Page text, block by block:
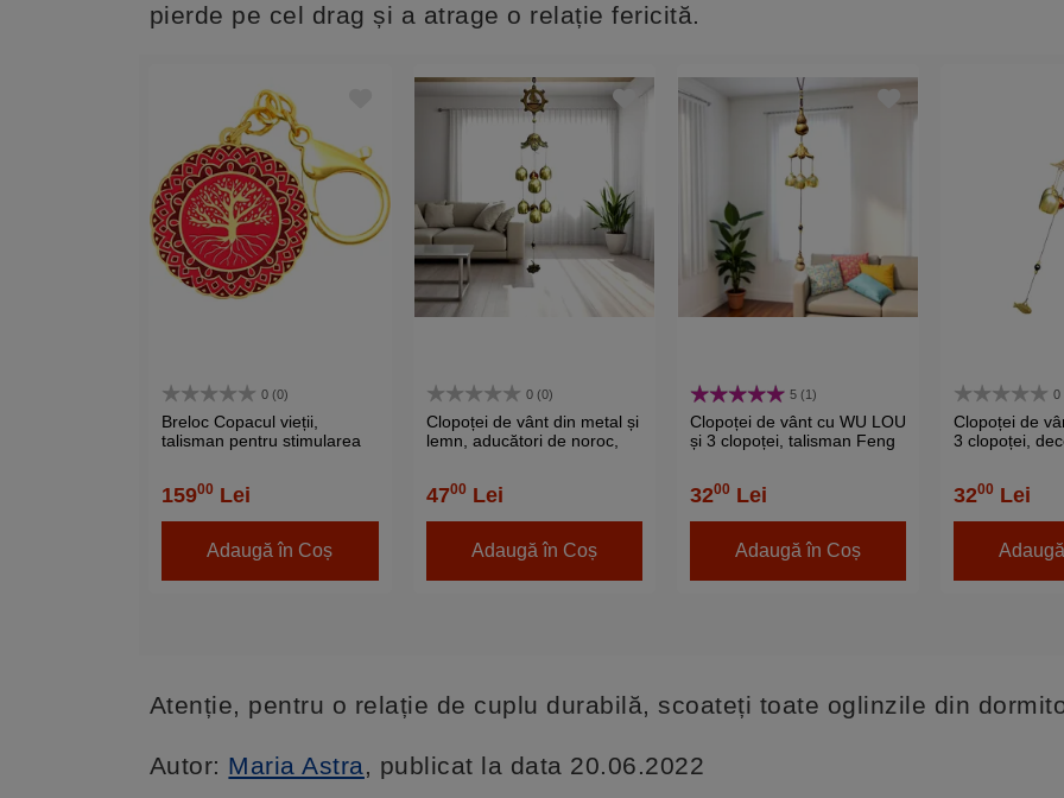
pierde pe cel drag și a atrage o relație fericită.
0 (0)
Breloc Copacul vieții,
talisman pentru stimularea
Reducing Energy, metal
solid
15900 Lei
Adaugă în Coș
0 (0)
Clopoței de vânt din metal și
lemn, aducători de noroc,
casă, balcon sau dormitor
4700 Lei
Adaugă în Coș
5 (1)
Clopoței de vânt cu WU LOU
și 3 clopoței, talisman Feng
protecție și energie pozitivă.
3200 Lei
Adaugă în Coș
0
Clopoței de
3 clopoței,
și energiei
3200 Lei
Atenție, pentru o relație de cuplu durabilă, scoateți toate oglinzile din
Autor: Maria Astra, publicat la data 20.06.2022